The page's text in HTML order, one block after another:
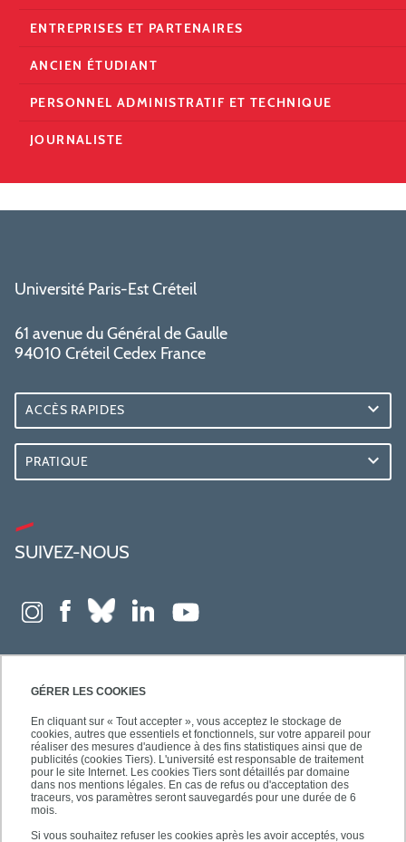
GÉRER LES COOKIES
En cliquant sur « Tout accepter », vous acceptez le stockage de
cookies, autres que essentiels et fonctionnels, sur votre appareil pour
réaliser des mesures d'audience à des fins statistiques ainsi que de
publicités (cookies Tiers). L'université est responsable de traitement
pour le site Internet. Les cookies Tiers sont détaillés par domaine
dans nos mentions légales. En cas de refus ou d'acceptation des
traceurs, vos paramètres seront sauvegardés pour une durée de 6
mois.
Si vous souhaitez refuser les cookies après les avoir acceptés, vous
ENTREPRISES ET PARTENAIRES
ANCIEN ÉTUDIANT
PERSONNEL ADMINISTRATIF ET TECHNIQUE
JOURNALISTE
Université Paris-Est Créteil
61 avenue du Général de Gaulle
94010 Créteil Cedex France
ACCÈS RAPIDES
PRATIQUE
SUIVEZ-NOUS